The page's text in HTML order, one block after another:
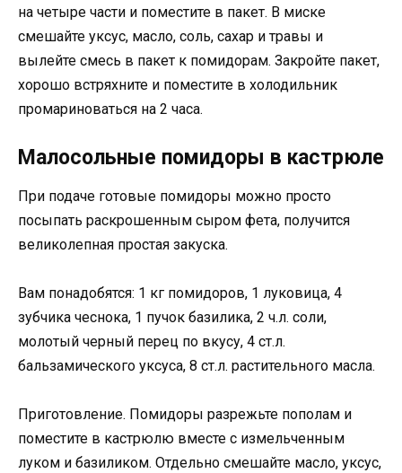
на четыре части и поместите в пакет. В миске
смешайте уксус, масло, соль, сахар и травы и
вылейте смесь в пакет к помидорам. Закройте пакет,
хорошо встряхните и поместите в холодильник
промариноваться на 2 часа.
Малосольные помидоры в кастрюле
При подаче готовые помидоры можно просто
посыпать раскрошенным сыром фета, получится
великолепная простая закуска.
Вам понадобятся: 1 кг помидоров, 1 луковица, 4
зубчика чеснока, 1 пучок базилика, 2 ч.л. соли,
молотый черный перец по вкусу, 4 ст.л.
бальзамического уксуса, 8 ст.л. растительного масла.
Приготовление. Помидоры разрежьте пополам и
поместите в кастрюлю вместе с измельченным
луком и базиликом. Отдельно смешайте масло, уксус,